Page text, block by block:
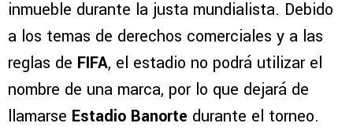
inmueble durante la justa mundialista. Debido
a los temas de derechos comerciales y a las
reglas de FIFA, el estadio no podrá utilizar el
nombre de una marca, por lo que dejará de
llamarse Estadio Banorte durante el torneo.